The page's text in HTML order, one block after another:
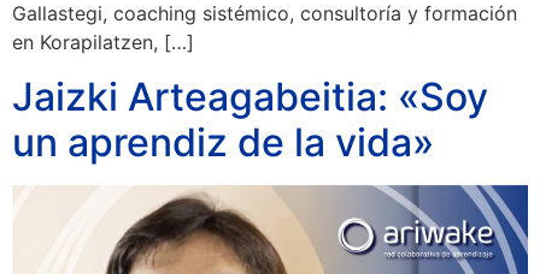
Gallastegi, coaching sistémico, consultoría y formación
en Korapilatzen, […]
Jaizki Arteagabeitia: «Soy
un aprendiz de la vida»